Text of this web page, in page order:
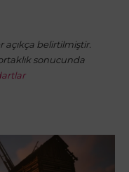
belirtilmiştir.
sonucunda